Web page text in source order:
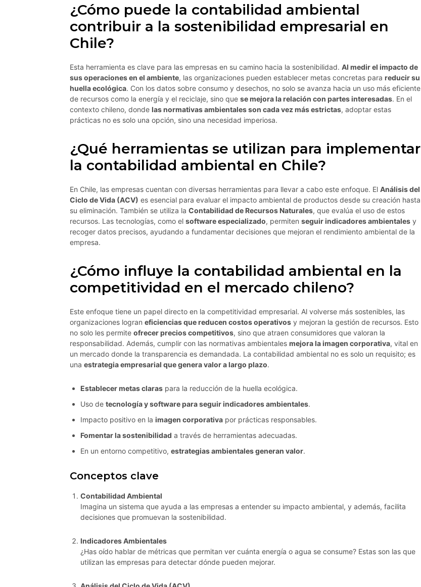
¿Cómo puede la contabilidad ambiental
contribuir a la sostenibilidad empresarial en
Chile?
Esta herramienta es clave para las empresas en su camino hacia la sostenibilidad. Al medir el impacto de
sus operaciones en el ambiente, las organizaciones pueden establecer metas concretas para reducir su
huella ecológica. Con los datos sobre consumo y desechos, no solo se avanza hacia un uso más eficiente
de recursos como la energía y el reciclaje, sino que se mejora la relación con partes interesadas. En el
contexto chileno, donde las normativas ambientales son cada vez más estrictas, adoptar estas
prácticas no es solo una opción, sino una necesidad imperiosa.
¿Qué herramientas se utilizan para implementar
la contabilidad ambiental en Chile?
En Chile, las empresas cuentan con diversas herramientas para llevar a cabo este enfoque. El Análisis del
Ciclo de Vida (ACV) es esencial para evaluar el impacto ambiental de productos desde su creación hasta
su eliminación. También se utiliza la Contabilidad de Recursos Naturales, que evalúa el uso de estos
recursos. Las tecnologías, como el software especializado, permiten seguir indicadores ambientales y
recoger datos precisos, ayudando a fundamentar decisiones que mejoran el rendimiento ambiental de la
empresa.
¿Cómo influye la contabilidad ambiental en la
competitividad en el mercado chileno?
Este enfoque tiene un papel directo en la competitividad empresarial. Al volverse más sostenibles, las
organizaciones logran eficiencias que reducen costos operativos y mejoran la gestión de recursos. Esto
no solo les permite ofrecer precios competitivos, sino que atraen consumidores que valoran la
responsabilidad. Además, cumplir con las normativas ambientales mejora la imagen corporativa, vital en
un mercado donde la transparencia es demandada. La contabilidad ambiental no es solo un requisito; es
una estrategia empresarial que genera valor a largo plazo.
Establecer metas claras para la reducción de la huella ecológica.
Uso de tecnología y software para seguir indicadores ambientales.
Impacto positivo en la imagen corporativa por prácticas responsables.
Fomentar la sostenibilidad a través de herramientas adecuadas.
En un entorno competitivo, estrategias ambientales generan valor.
Conceptos clave
Contabilidad Ambiental
Imagina un sistema que ayuda a las empresas a entender su impacto ambiental, y además, facilita
decisiones que promuevan la sostenibilidad.
Indicadores Ambientales
¿Has oído hablar de métricas que permitan ver cuánta energía o agua se consume? Estas son las que
utilizan las empresas para detectar dónde pueden mejorar.